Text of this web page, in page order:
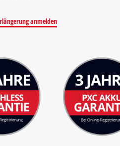
anmelden